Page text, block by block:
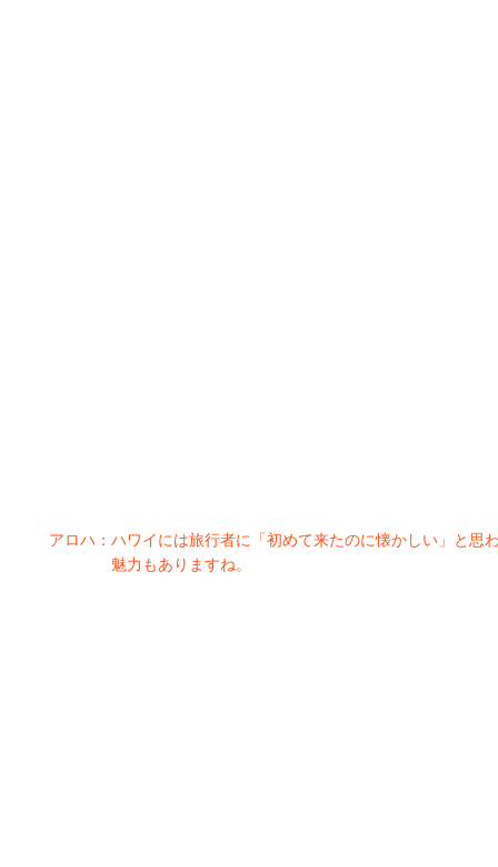
アロハ： ハワイには旅行者に「初めて来たのに懐かしい」と思
魅力もありますね。